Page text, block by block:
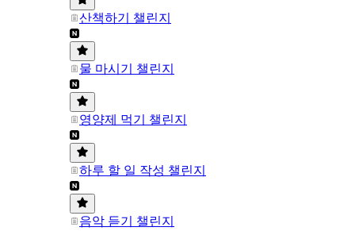
산책하기 챌린지
물 마시기 챌린지
영양제 먹기 챌린지
하루 할 일 작성 챌린지
음악 듣기 챌린지